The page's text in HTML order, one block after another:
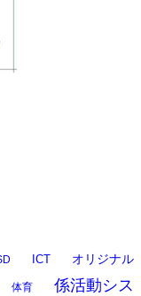
ICT
オリジナル
体育
係活動シス